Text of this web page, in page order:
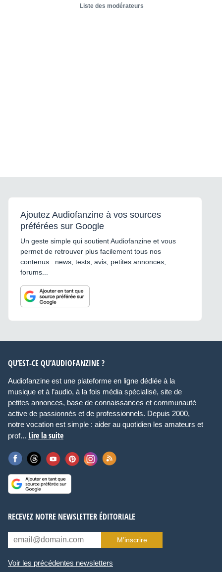
Liste des modérateurs
Ajoutez Audiofanzine à vos sources
préférées sur Google
Un geste simple qui soutient Audiofanzine et vous
permet de retrouver plus facilement tous nos
contenus : news, tests, avis, petites annonces,
forums...
QU’EST-CE QU’AUDIOFANZINE ?
Audiofanzine est une plateforme en ligne dédiée à la
musique et à l’audio, à la fois média spécialisé, site de
petites annonces, base de connaissances et communauté
active de passionnés et de professionnels. Depuis 2000,
notre vocation est simple : aider au quotidien les amateurs et
prof... Lire la suite
RECEVEZ NOTRE NEWSLETTER ÉDITORIALE
M’inscrire
Voir les précédentes newsletters